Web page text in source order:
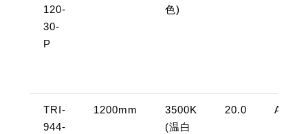
120-
30-
P
色)
TRI-
944-
1200mm
3500K
(温白
20.0